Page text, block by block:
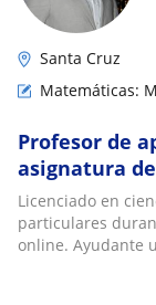
Santa Cruz
Matemáticas:
Profesor de
asignatura
y media
Licenciado en
particulares
online. Ayudante